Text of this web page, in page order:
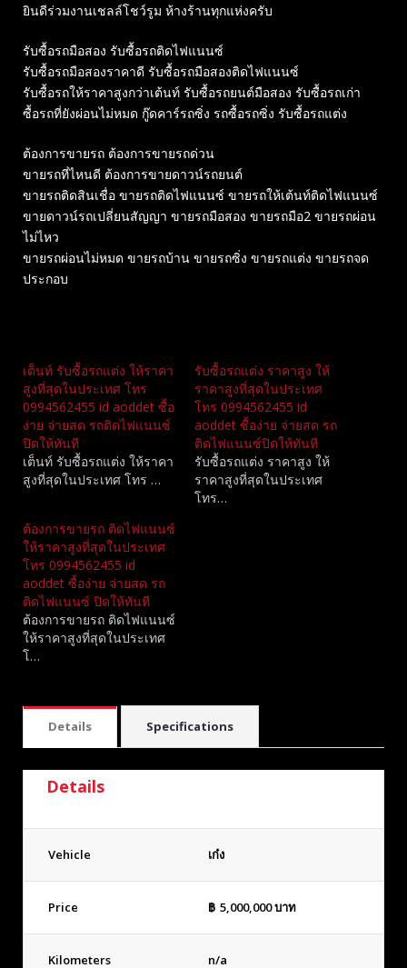
ยินดีร่วมงานเชลล์โชว์รูม ห้างร้านทุกแห่งครับ
รับซื้อรถมือสอง รับซื้อรถติดไฟแนนซ์
รับซื้อรถมือสองราคาดี รับซื้อรถมือสองติดไฟแนนซ์
รับซื้อรถให้ราคาสูงกว่าเต้นท์ รับซื้อรถยนต์มือสอง รับซื้อรถเก่า
ซื้อรถที่ยังผ่อนไม่หมด กู๊ดคาร์รถซิ่ง รถซื้อรถซิ่ง รับซื้อรถแต่ง
ต้องการขายรถ ต้องการขายรถด่วน
ขายรถที่ไหนดี ต้องการขายดาวน์รถยนต์
ขายรถติดสินเชื่อ ขายรถติดไฟแนนซ์ ขายรถให้เต้นท์ติดไฟแนนซ์
ขายดาวน์รถเปลี่ยนสัญญา ขายรถมือสอง ขายรถมือ2 ขายรถผ่อน
ไม่ไหว
ขายรถผ่อนไม่หมด ขายรถบ้าน ขายรถซิ่ง ขายรถแต่ง ขายรถจด
ประกอบ
เต็นท์ รับซื้อรถแต่ง ให้ราคา
สูงที่สุดในประเทศ โทร
0994562455 id aoddet ซื้อ
ง่าย จ่ายสด รถติดไฟแนนซ์
ปิดให้ทันที
เต็นท์ รับซื้อรถแต่ง ให้ราคา
สูงที่สุดในประเทศ โทร …
รับซื้อรถแต่ง ราคาสูง ให้
ราคาสูงที่สุดในประเทศ
โทร 0994562455 id
aoddet ซื้อง่าย จ่ายสด รถ
ติดไฟแนนซ์ปิดให้ทันที
รับซื้อรถแต่ง ราคาสูง ให้
ราคาสูงที่สุดในประเทศ
โทร…
ต้องการขายรถ ติดไฟแนนซ์
ให้ราคาสูงที่สุดในประเทศ
โทร 0994562455 id
aoddet ซื้อง่าย จ่ายสด รถ
ติดไฟแนนซ์ ปิดให้ทันที
ต้องการขายรถ ติดไฟแนนซ์
ให้ราคาสูงที่สุดในประเทศ
โ…
Details Specifications
Details
Vehicle เก๋ง
Price ฿ 5,000,000บาท
Kilometers n/a